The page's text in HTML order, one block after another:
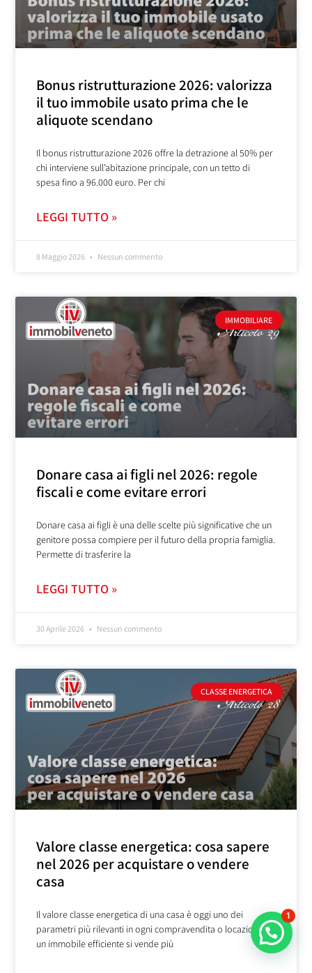
Bonus ristrutturazione 2026: valorizza
il tuo immobile usato prima che le
aliquote scendano
Il bonus ristrutturazione 2026 offre la detrazione al 50% per
chi interviene sull’abitazione principale, con un tetto di
spesa fino a 96.000 euro. Per chi
LEGGI TUTTO »
8 Maggio 2026 Nessun commento
IMMOBILIARE
Donare casa ai figli nel 2026: regole
fiscali e come evitare errori
Donare casa ai figli è una delle scelte più significative che un
genitore possa compiere per il futuro della propria famiglia.
Permette di trasferire la
LEGGI TUTTO »
30 Aprile 2026 Nessun commento
CLASSE ENERGETICA
Valore classe energetica: cosa sapere
nel 2026 per acquistare o vendere
casa
Il valore classe energetica di una casa è oggi uno dei
parametri più rilevanti in ogni compravendita o locazione:
un immobile efficiente si vende più
1